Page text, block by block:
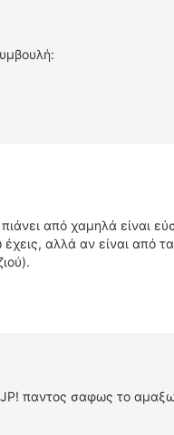
από χαμηλά είναι
αλλά αν είναι από
παντος σαφως το